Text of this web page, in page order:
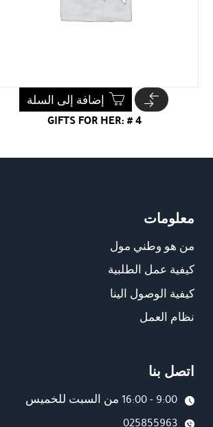
GIFTS FOR HER: # 4
إضافة إلى السلة
معلومات
من هو وطني مول
كيفية عمل الطلبية
كيفية الوصول الينا
نظام العمل
اتصل بنا
9:00 - 16:00 من السبت للخميس
025855963